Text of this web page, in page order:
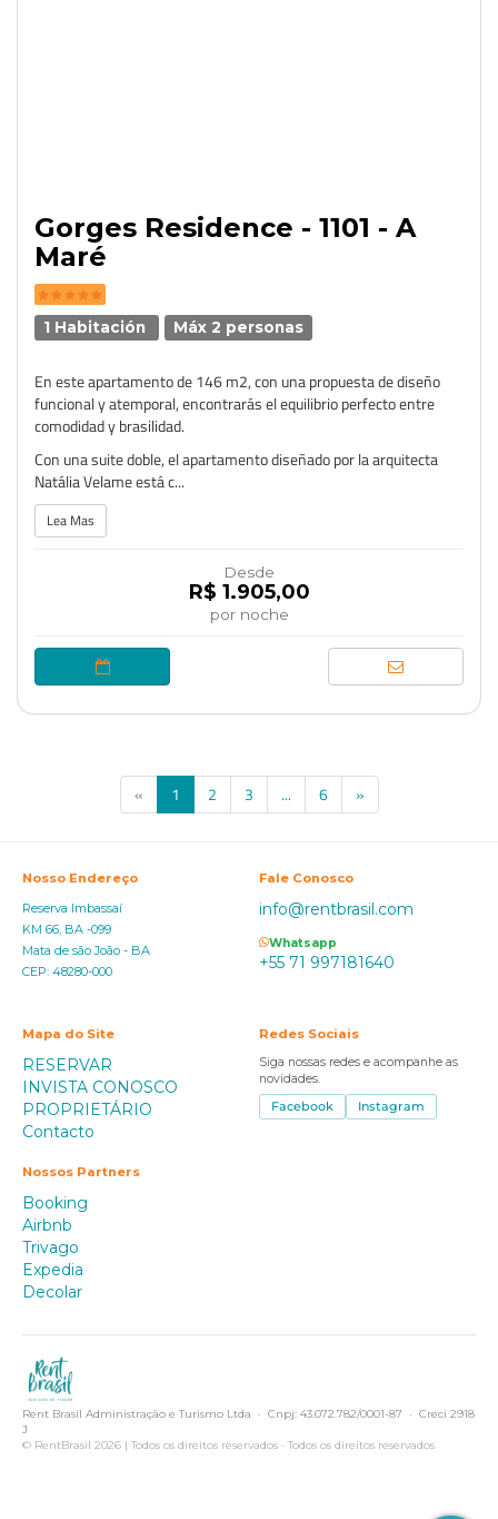
Gorges Residence - 1101 - A
Maré
1 Habitación Máx 2 personas
En este apartamento de 146 m2, con una propuesta de diseño
funcional y atemporal, encontrarás el equilibrio perfecto entre
comodidad y brasilidad.
Con una suite doble, el apartamento diseñado por la arquitecta
Natália Velame está c...
Lea Mas
Desde
R$ 1.905,00
por noche
« 1 (current)
2 3 ... 6 »
Nosso Endereço
Reserva Imbassaí
KM 66, BA -099
Mata de são João - BA
CEP: 48280-000
Fale Conosco
info@rentbrasil.com
Whatsapp
+55 71 997181640
Mapa do Site
RESERVAR
INVISTA CONOSCO
PROPRIETÁRIO
Contacto
Redes Sociais
Siga nossas redes e acompanhe as
novidades.
Facebook
Instagram
Nossos Partners
Booking
Airbnb
Trivago
Expedia
Decolar
Rent Brasil Administração e Turismo Ltda · Cnpj: 43.072.782/0001-87 · Creci 2918
J
© RentBrasil 2026 | Todos os direitos reservados · Todos os direitos reservados